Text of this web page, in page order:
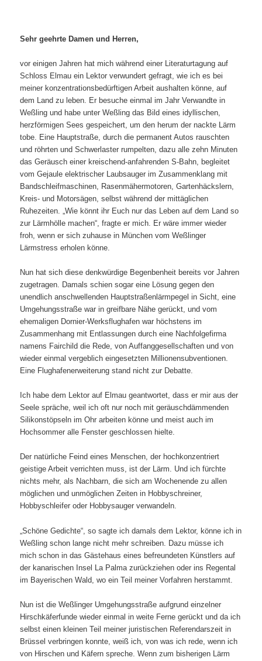
Sehr geehrte Damen und Herren,
vor einigen Jahren hat mich während einer Literaturtagung auf
Schloss Elmau ein Lektor verwundert gefragt, wie ich es bei
meiner konzentrationsbedürftigen Arbeit aushalten könne, auf
dem Land zu leben. Er besuche einmal im Jahr Verwandte in
Weßling und habe unter Weßling das Bild eines idyllischen,
herzförmigen Sees gespeichert, um den herum der nackte Lärm
tobe. Eine Hauptstraße, durch die permanent Autos rauschten
und röhrten und Schwerlaster rumpelten, dazu alle zehn Minuten
das Geräusch einer kreischend-anfahrenden S-Bahn, begleitet
vom Gejaule elektrischer Laubsauger im Zusammenklang mit
Bandschleifmaschinen, Rasenmähermotoren, Gartenhäckslern,
Kreis- und Motorsägen, selbst während der mittäglichen
Ruhezeiten. „Wie könnt ihr Euch nur das Leben auf dem Land so
zur Lärmhölle machen“, fragte er mich. Er wäre immer wieder
froh, wenn er sich zuhause in München vom Weßlinger
Lärmstress erholen könne.
Nun hat sich diese denkwürdige Begenbenheit bereits vor Jahren
zugetragen. Damals schien sogar eine Lösung gegen den
unendlich anschwellenden Hauptstraßenlärmpegel in Sicht, eine
Umgehungsstraße war in greifbare Nähe gerückt, und vom
ehemaligen Dornier-Werksflughafen war höchstens im
Zusammenhang mit Entlassungen durch eine Nachfolgefirma
namens Fairchild die Rede, von Auffanggesellschaften und von
wieder einmal vergeblich eingesetzten Millionensubventionen.
Eine Flughafenerweiterung stand nicht zur Debatte.
Ich habe dem Lektor auf Elmau geantwortet, dass er mir aus der
Seele spräche, weil ich oft nur noch mit geräuschdämmenden
Silikonstöpseln im Ohr arbeiten könne und meist auch im
Hochsommer alle Fenster geschlossen hielte.
Der natürliche Feind eines Menschen, der hochkonzentriert
geistige Arbeit verrichten muss, ist der Lärm. Und ich fürchte
nichts mehr, als Nachbarn, die sich am Wochenende zu allen
möglichen und unmöglichen Zeiten in Hobbyschreiner,
Hobbyschleifer oder Hobbysauger verwandeln.
„Schöne Gedichte“, so sagte ich damals dem Lektor, könne ich in
Weßling schon lange nicht mehr schreiben. Dazu müsse ich
mich schon in das Gästehaus eines befreundeten Künstlers auf
der kanarischen Insel La Palma zurückziehen oder ins Regental
im Bayerischen Wald, wo ein Teil meiner Vorfahren herstammt.
Nun ist die Weßlinger Umgehungsstraße aufgrund einzelner
Hirschkäferfunde wieder einmal in weite Ferne gerückt und da ich
selbst einen kleinen Teil meiner juristischen Referendarszeit in
Brüssel verbringen konnte, weiß ich, von was ich rede, wenn ich
von Hirschen und Käfern spreche. Wenn zum bisherigen Lärm